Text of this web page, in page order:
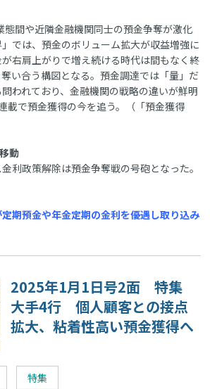
間や近隣金融機関同士の預金争奪が激化
では、預金のボリューム拡大が収益増強に
右肩上がりで増え続ける時代は間もなく終
い合う構図となる。預金調達では「量」だ
われており、金融機関の戦略の違いが鮮明
載で預金獲得の今を追う。（「預金獲得
動
利政策解除は預金争奪戦の号砲となった。
定期預金や年金定期の金利を優遇し取り込み
2025年1月1日号2面 特集
大手4行 個人顧客との接点
拡大、粘着性高い預金獲得へ
特集